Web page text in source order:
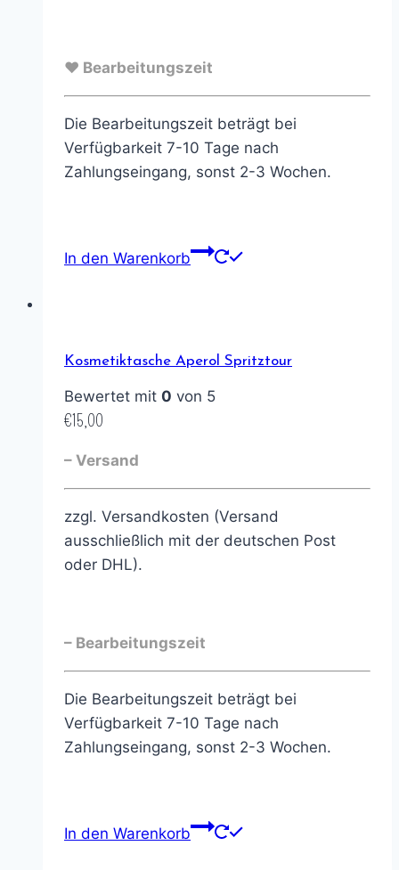
♥ Bearbeitungszeit
Die Bearbeitungszeit beträgt bei
Verfügbarkeit 7-10 Tage nach
Zahlungseingang, sonst 2-3 Wochen.
In den Warenkorb
Kosmetiktasche Aperol Spritztour
Bewertet mit 0 von 5
€15,00
– Versand
zzgl. Versandkosten (Versand
ausschließlich mit der deutschen Post
oder DHL).
– Bearbeitungszeit
Die Bearbeitungszeit beträgt bei
Verfügbarkeit 7-10 Tage nach
Zahlungseingang, sonst 2-3 Wochen.
In den Warenkorb